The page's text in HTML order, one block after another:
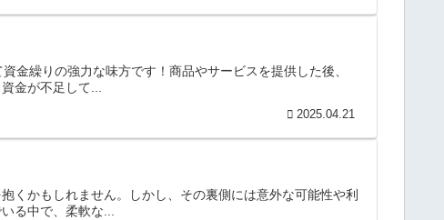
金繰りの強力な味方です！商品やサービスを提供した後、
金が不足して...
2025.04.21
くかもしれません。しかし、その裏側には意外な可能性や利
る中で、柔軟な...